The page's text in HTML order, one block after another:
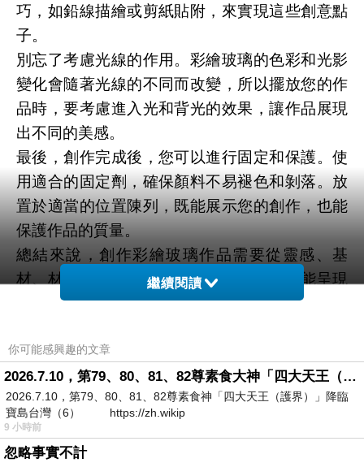
巧，如鉛線描繪或剪紙貼附，來實現這些創意點
子。
別忘了考慮光線的作用。彩繪玻璃的色彩和光影
變化會隨著光線的不同而改變，所以擺放您的作
品時，要考慮進入光和背光的效果，讓作品展現
出不同的美感。
最後，創作完成後，您可以進行固定和保護。使
用適合的固定劑，確保顏料不易褪色和剝落。放
置於適當的位置陳列，既能展示您的創作，也能
保護作品的質量。
總結來說，創作彩繪玻璃作品需要從靈感、基
材、材料選擇到技法運用，每一個步驟都能呈現
出獨一無二的風采。通過不斷嘗試和創新，您可
力。
彩繪玻璃是一種藝術形式，以其豐富多彩的色彩
而受到讚譽：
在彩繪玻璃的創作過程中，藝術家使用各種不同
顏色的玻璃片。這些玻璃片經過特殊的處理，使
繼續閱讀
你可能感興趣的文章
2026.7.10，第79、80、81、82尊素食大神「四大天王（護界）」降臨寶島台灣（6）
2026.7.10，第79、80、81、82尊素食神「四大天王（護界）」降臨
寶島台灣（6） https://zh.wikip
9 小時前
忽略事實不計